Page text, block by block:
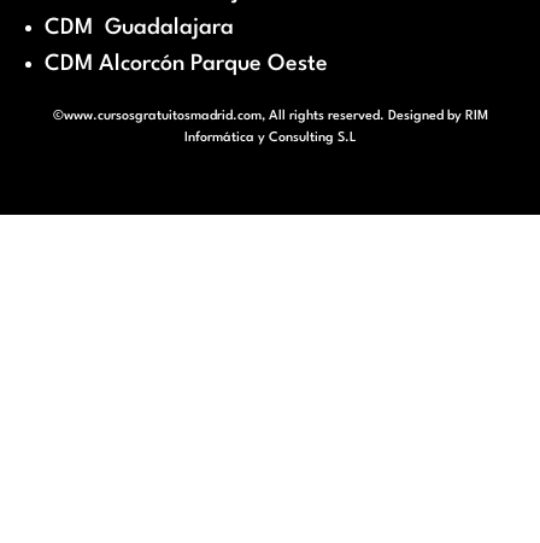
CDM Guadalajara
CDM Alcorcón Parque Oeste
©www.cursosgratuitosmadrid.com, All rights reserved. Designed by RIM
Informática y Consulting S.L